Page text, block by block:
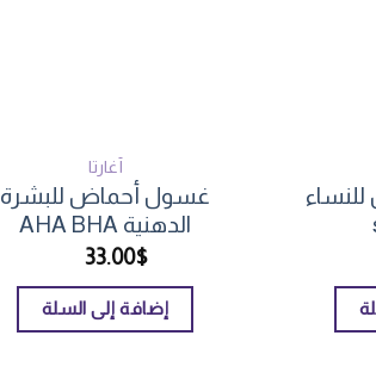
للنساء
أغارتا
غسول أحماض للبشرة
الدهنية AHA BHA
33.00$
إضافة إلى السلة